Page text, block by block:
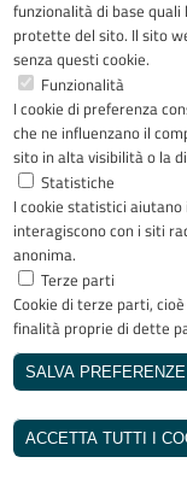
funzionalità di base quali
protette del sito. Il sito
senza questi cookie.
Funzionalità
I cookie di preferenza
che ne influenzano il
sito in alta visibilità o la
Statistiche
I cookie statistici
interagiscono con i siti
anonima.
Terze parti
Cookie di terze parti,
finalità proprie di dette
SALVA PREFERENZE
ACCETTA TUTTI I
Copyright
Giovanni
Bergamo -